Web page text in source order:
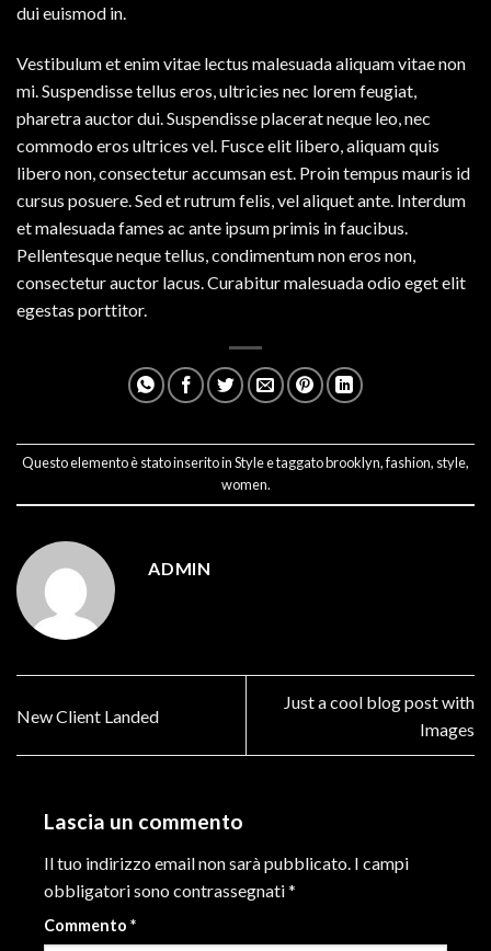
dui euismod in.
Vestibulum et enim vitae lectus malesuada aliquam vitae non
mi. Suspendisse tellus eros, ultricies nec lorem feugiat,
pharetra auctor dui. Suspendisse placerat neque leo, nec
commodo eros ultrices vel. Fusce elit libero, aliquam quis
libero non, consectetur accumsan est. Proin tempus mauris id
cursus posuere. Sed et rutrum felis, vel aliquet ante. Interdum
et malesuada fames ac ante ipsum primis in faucibus.
Pellentesque neque tellus, condimentum non eros non,
consectetur auctor lacus. Curabitur malesuada odio eget elit
egestas porttitor.
Questo elemento è stato inserito inStylee taggatobrooklyn,fashion, style,
women.
ADMIN
New Client Landed
Just a cool blog post with
Images
Lascia un commento
Il tuo indirizzo email non sarà pubblicato. I campi
obbligatori sono contrassegnati*
Commento *